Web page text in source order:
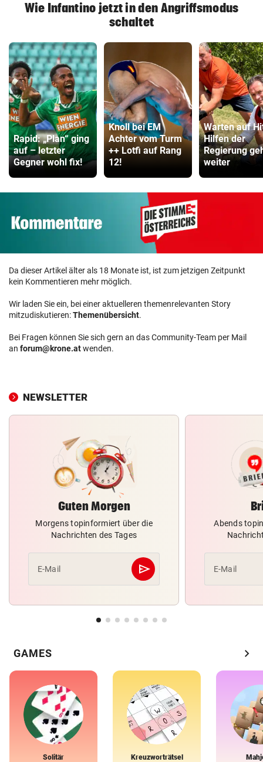
Wie Infantino jetzt in den Angriffsmodus
schaltet
Rapid: „Plan“ ging
auf – letzter
Gegner wohl fix!
Knoll bei EM
Achter vom Turm
++ Lotfi auf Rang
12!
Warten auf
Hilfen der
Regierung
weiter
Da dieser Artikel älter als 18 Monate ist, ist zum jetzigen Zeitpunkt
kein Kommentieren mehr möglich.
Wir laden Sie ein, bei einer aktuelleren themenrelevanten Story
mitzudiskutieren:Themenübersicht.
Bei Fragen können Sie sich gern an das Community-Team per Mail
an forum@krone.atwenden.
NEWSLETTER
Guten Morgen
Morgens topinformiert über die
Nachrichten des Tages
E-Mail send
Abschicken
Abends
E-Mail
GAMES chevron_right
Solitär Kreuzworträtsel